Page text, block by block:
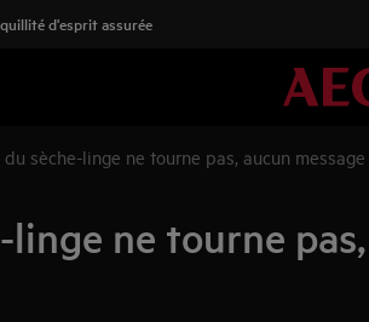
d'esprit assurée
sèche-linge ne tourne pas, aucun
ne tourne